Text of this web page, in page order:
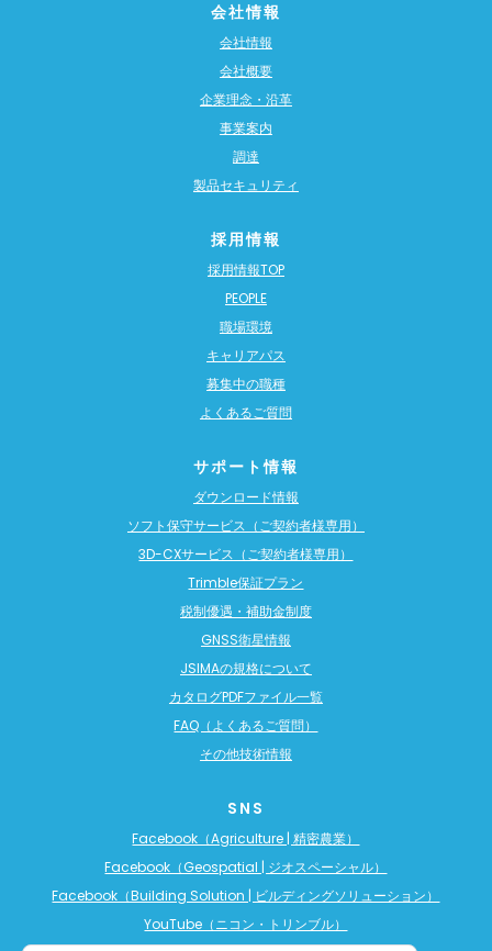
会社情報
会社情報
会社概要
企業理念・沿革
事業案内
調達
製品セキュリティ
採用情報
採用情報TOP
PEOPLE
職場環境
キャリアパス
募集中の職種
よくあるご質問
サポート情報
ダウンロード情報
ソフト保守サービス（ご契約者様専用）
3D-CXサービス（ご契約者様専用）
Trimble保証プラン
税制優遇・補助金制度
GNSS衛星情報
JSIMAの規格について
カタログPDFファイル一覧
FAQ（よくあるご質問）
その他技術情報
SNS
Facebook（Agriculture | 精密農業）
Facebook（Geospatial | ジオスペーシャル）
Facebook（Building Solution | ビルディングソリューション）
YouTube（ニコン・トリンブル）